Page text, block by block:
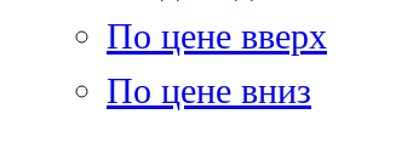
По цене вверх
По цене вниз